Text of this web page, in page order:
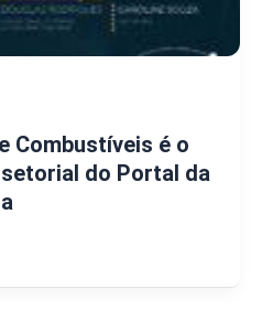
Combustíveis é o
do Portal da